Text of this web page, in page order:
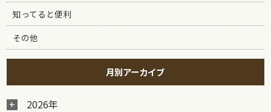
知ってると便利
その他
月別アーカイブ
2026年